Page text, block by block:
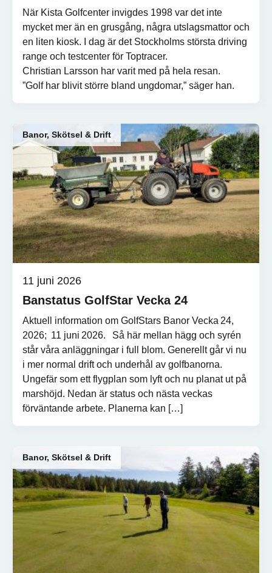
När Kista Golfcenter invigdes 1998 var det inte
mycket mer än en grusgång, några utslagsmattor och
en liten kiosk. I dag är det Stockholms största driving
range och testcenter för Toptracer.
Christian Larsson har varit med på hela resan.
”Golf har blivit större bland ungdomar,” säger han.
Banor, Skötsel & Drift
11 juni 2026
Banstatus GolfStar Vecka 24
Aktuell information om GolfStars Banor Vecka 24,
2026; 11 juni 2026. Så här mellan hägg och syrén
står våra anläggningar i full blom. Generellt går vi nu
i mer normal drift och underhål av golfbanorna.
Ungefär som ett flygplan som lyft och nu planat ut på
marshöjd. Nedan är status och nästa veckas
förväntande arbete. Planerna kan […]
Banor, Skötsel & Drift